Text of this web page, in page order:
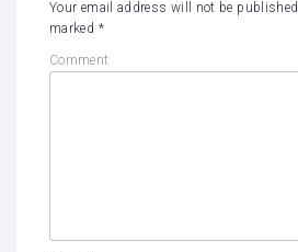
Your email address will not be published.
marked *
Comment